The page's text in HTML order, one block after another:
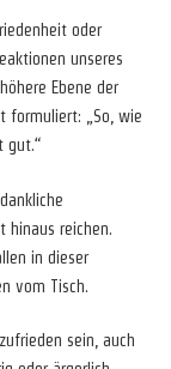
oder
unseres
Ebene der
formuliert: „So, wie
gut.“
hinaus reichen.
in dieser
vom Tisch.
sein, auch